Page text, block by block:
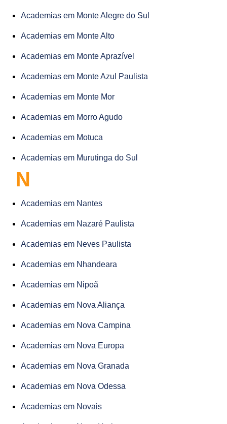
Academias em Monte Alegre do Sul
Academias em Monte Alto
Academias em Monte Aprazível
Academias em Monte Azul Paulista
Academias em Monte Mor
Academias em Morro Agudo
Academias em Motuca
Academias em Murutinga do Sul
N
Academias em Nantes
Academias em Nazaré Paulista
Academias em Neves Paulista
Academias em Nhandeara
Academias em Nipoã
Academias em Nova Aliança
Academias em Nova Campina
Academias em Nova Europa
Academias em Nova Granada
Academias em Nova Odessa
Academias em Novais